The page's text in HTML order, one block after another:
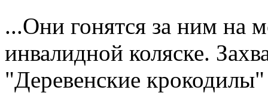
...Они гонятся за ним на
инвалидной коляске.
"Деревенские